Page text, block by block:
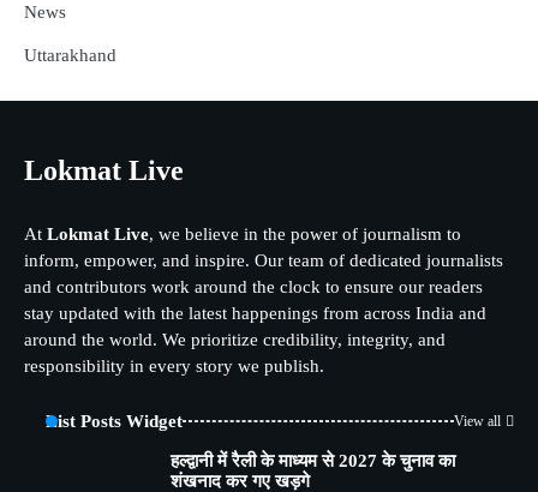
News
Uttarakhand
Lokmat Live
At Lokmat Live, we believe in the power of journalism to
inform, empower, and inspire. Our team of dedicated journalists
and contributors work around the clock to ensure our readers
stay updated with the latest happenings from across India and
around the world. We prioritize credibility, integrity, and
responsibility in every story we publish.
List Posts Widget View all
हल्द्वानी में रैली के माध्यम से 2027 के चुनाव का
शंखनाद कर गए खड़गे